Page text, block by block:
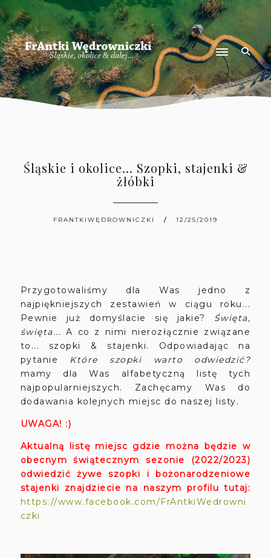
Śląskie i okolice... Szopki, stajenki &
żłóbki
FRANTKIWĘDROWNICZKI 12/25/2019
Przygotowaliśmy dla Was jedno z
najpiękniejszych zestawień w ciągu roku...
Pewnie już domyślacie się jakie? Święta,
święta...A co z nimi nierozłącznie związane
to... szopki & stajenki. Odpowiadając na
pytanie Które szopki warto odwiedzić?
mamy dla Was alfabetyczną listę tych
najpopularniejszych. Zachęcamy Was do
dodawania kolejnych miejsc do naszej listy.
UWAGA! :)
Aktualną listę miejsc gdzie można będzie w
obecnym świątecznym sezonie (2022/2023)
odwiedzić żywe szopki i bożonarodzeniowe
stajenki znajdziecie na naszym profilu tutaj:
https://www.facebook.com/FrAntkiWedrowni
czki